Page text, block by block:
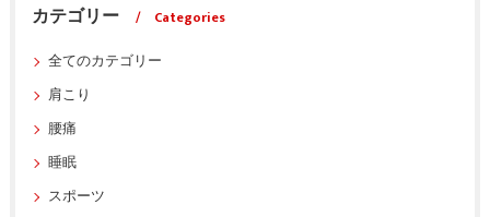
カテゴリー
Categories
全てのカテゴリー
肩こり
腰痛
睡眠
スポーツ